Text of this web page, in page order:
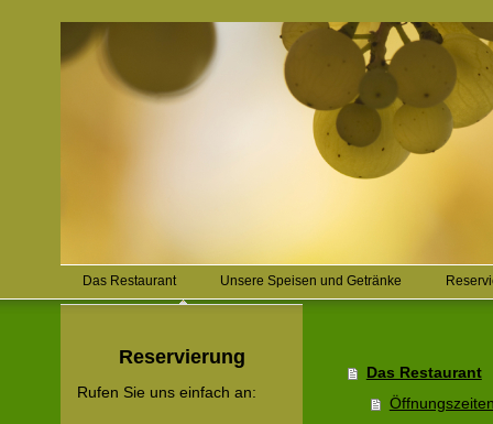
Das Restaurant Unsere Speisen und Getränke
Reservierung
Rufen Sie uns einfach an:
Das Restaurant